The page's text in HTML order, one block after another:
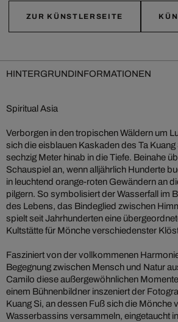
ZUR KÜNSTLERSEITE
HINTERGRUNDINFORMATIONEN
Spiritual Asia
Verborgen in den tropischen Wäldern um
sich die eisblauen Kaskaden des Ta
sechzig Meter hinab in die Tiefe. Beinahe
Schauspiel an, wenn alljährlich Hunderte
in leuchtend orange-roten Gewändern an
pilgern. So symbolisiert der Wasserfall im
des Lebens, das Bindeglied zwischen
spielt seit Jahrhunderten eine
Kultstätte für Mönche verschiedenster
Fasziniert von der vollkommenen
Begegnung zwischen Mensch und Natur
Camilo diese außergewöhnlichen
einem Bühnenbildner inszeniert der
Kuang Si, an dessen Fuß sich die Mönche
Wasserbassins versammeln, eingetaucht